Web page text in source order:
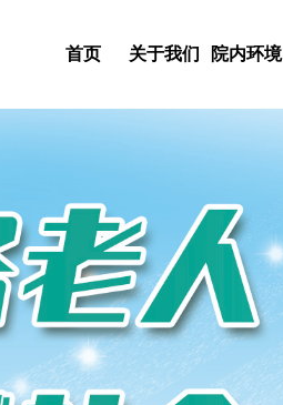
首页 关于我们 院内环境